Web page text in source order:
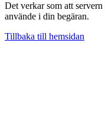
Det verkar som att
använde i din begäran.
Tillbaka till hemsidan